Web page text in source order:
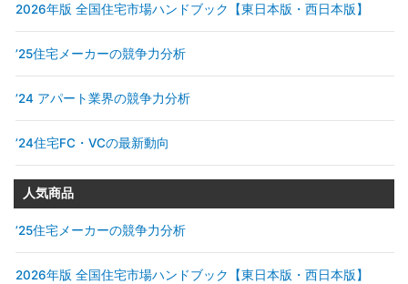
2026年版 全国住宅市場ハンドブック【東日本版・西日本版】
’25住宅メーカーの競争力分析
’24 アパート業界の競争力分析
’24住宅FC・VCの最新動向
人気商品
’25住宅メーカーの競争力分析
2026年版 全国住宅市場ハンドブック【東日本版・西日本版】